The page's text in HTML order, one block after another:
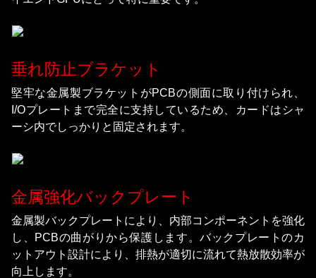
垂れ防止ブラケット
堅牢な金属製ブラケットがPCBの側面に取り付けられ、
I/Oプレートまで完全に支持しているため、カードはシャ
ーシ内でしっかりと固定されます。
金属強化バックプレート
金属製バックプレートにより、内部コンポーネントを強化
し、PCBの曲がりから保護します。バックプレートのカ
ットアウト設計により、排熱が適切に流れて熱放散効率が
向上します。